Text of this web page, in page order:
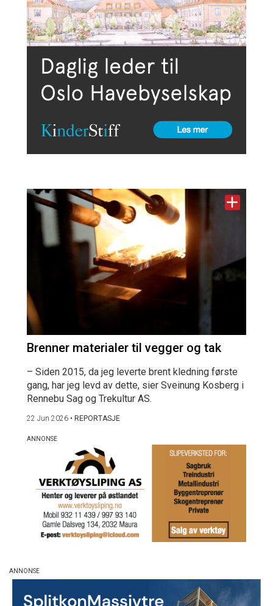
Brenner materialer til vegger og tak
– Siden 2015, da jeg leverte brent kledning første
gang, har jeg levd av dette, sier Sveinung Kosberg i
Rennebu Sag og Trekultur AS.
22 Jun 2026 • REPORTASJE